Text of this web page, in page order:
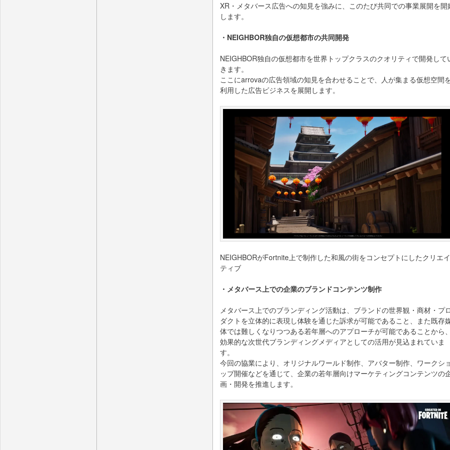
XR・メタバース広告への知見を強みに、このたび共同での事業展開を開
します。
・NEIGHBOR独自の仮想都市の共同開発
NEIGHBOR独自の仮想都市を世界トップクラスのクオリティで開発して
きます。
ここにarrovaの広告領域の知見を合わせることで、人が集まる仮想空間
利用した広告ビジネスを展開します。
NEIGHBORがFortnite上で制作した和風の街をコンセプトにしたクリエイ
ティブ
・メタバース上での企業のブランドコンテンツ制作
メタバース上でのブランディング活動は、ブランドの世界観・商材・プ
ダクトを立体的に表現し体験を通じた訴求が可能であること、また既存
体では難しくなりつつある若年層へのアプローチが可能であることから、
効果的な次世代ブランディングメディアとしての活用が見込まれていま
す。
今回の協業により、オリジナルワールド制作、アバター制作、ワークショ
ップ開催などを通じて、企業の若年層向けマーケティングコンテンツの
画・開発を推進します。